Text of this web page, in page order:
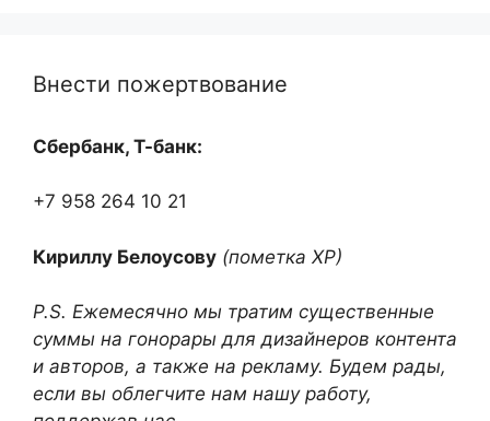
Внести пожертвование
Сбербанк, Т-банк:
+7 958 264 10 21
Кириллу Белоусову (пометка ХР)
P.S. Ежемесячно мы тратим существенные
суммы на гонорары для дизайнеров контента
и авторов, а также на рекламу. Будем рады,
если вы облегчите нам нашу работу,